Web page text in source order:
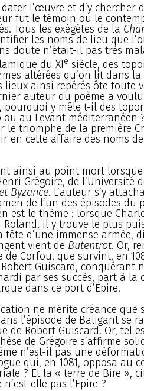
l’œuvre et d’y chercher
fut le témoin ou le
Tous les exégètes de la
les noms de lieu que
doute n’était-il pas très
du XIe siècle, des
altérées qu’on lit dans la
lieux ainsi repérés ôte toute
auteur du poème a
pourquoi y mêle t-il des
au Levant méditerranéen
le triomphe de la première
en cette affaire des noms
ainsi au point mort
Grégoire, de l’Université
Byzance. L’auteur s’y
de l’un des épisodes du
est le thème : lorsque
Roland, il y trouve le plus
d’une immense armée,
vient de Butentrot. Or,
de Corfou, que survint, en
Guiscard, conquérant
par ses succès, part à la
dans ce port d’Epire.
ne mérite créance que
l’épisode de Baligant se
de Robert Guiscard. Or, tel
de Grégoire s’affirme
n’est-il pas une
qui, en 1081, opposa au
? Et la « terre de Bire »,
elle pas l’Epire ?